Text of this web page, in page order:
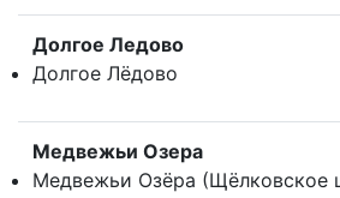
Долгое Ледово
Долгое Лёдово
Медвежьи Озера
Медвежьи Озёра (Щёлковское